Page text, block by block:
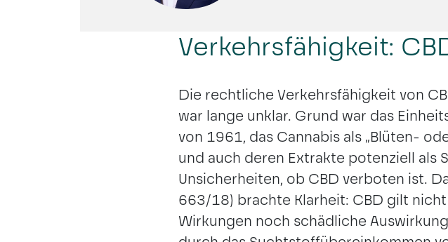
Verkehrsfähigkeit:
Die rechtliche Verkehrsfähigkeit von
war lange unklar. Grund war das
von 1961, das Cannabis als „Blüten-
und auch deren Extrakte potenziell
Unsicherheiten, ob CBD verboten ist.
663/18) brachte Klarheit: CBD gilt
Wirkungen noch schädliche